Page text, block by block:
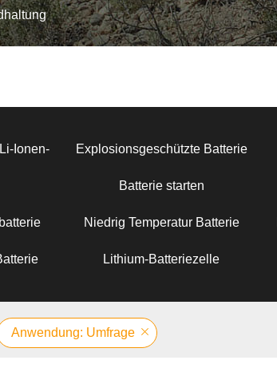
Ionen- Explosionsgeschützte Batterie
Batterie starten
Niedrig Temperatur Batterie
Lithium-Batteriezelle
Anwendung: Umfrage